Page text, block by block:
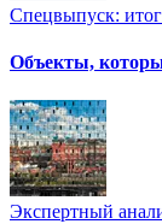
Спецвыпуск:
Объекты,
Экспертный